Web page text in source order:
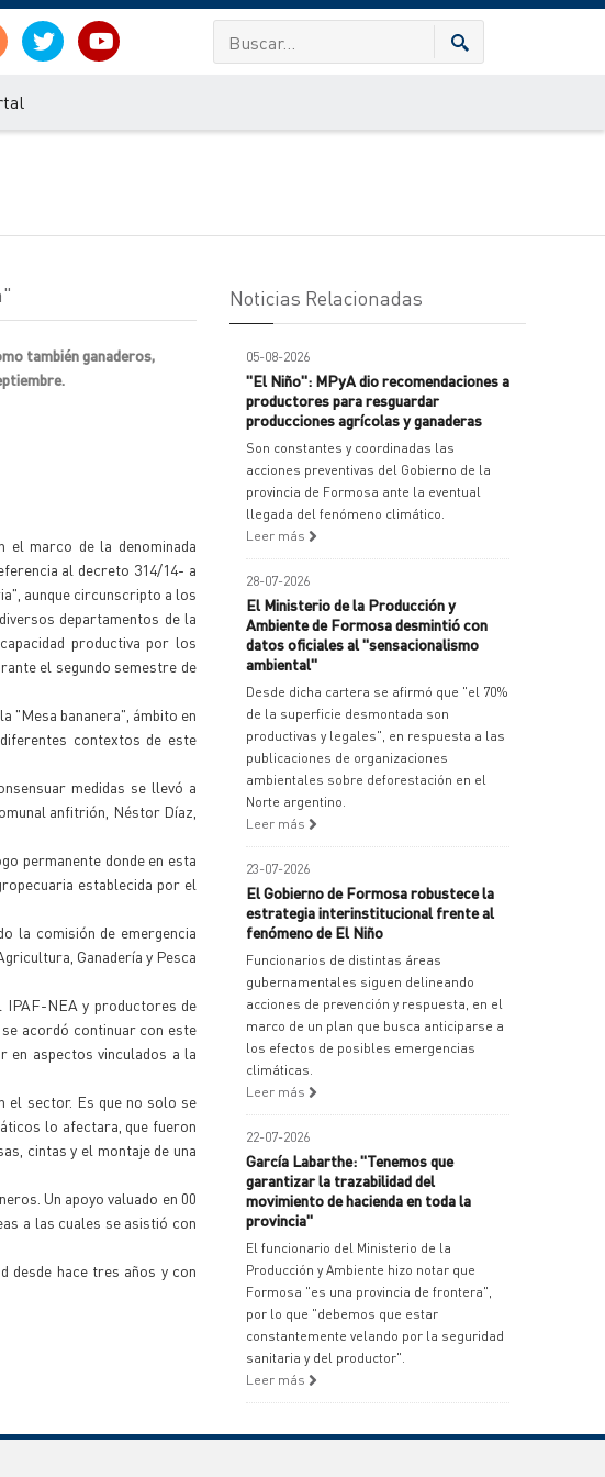
también ganaderos,
el marco de la denominada
al decreto 314/14- a
aunque circunscripto a los
departamentos de la
productiva por los
el segundo semestre de
"Mesa bananera", ámbito en
contextos de este
medidas se llevó a
anfitrión, Néstor Díaz,
permanente donde en esta
establecida por el
la comisión de emergencia
Ganadería y Pesca
IPAF-NEA y productores de
acordó continuar con este
en aspectos vinculados a la
el sector. Es que no solo se
lo afectara, que fueron
cintas y el montaje de una
Un apoyo valuado en 00
a las cuales se asistió con
desde hace tres años y con
Noticias Relacionadas
05-08-2026
"El Niño": MPyA dio recomendaciones a
productores para resguardar
producciones agrícolas y ganaderas
Son constantes y coordinadas las
acciones preventivas del Gobierno de la
provincia de Formosa ante la eventual
llegada del fenómeno climático.
Leer más
28-07-2026
El Ministerio de la Producción y
Ambiente de Formosa desmintió con
datos oficiales al "sensacionalismo
ambiental"
Desde dicha cartera se afirmó que "el 70%
de la superficie desmontada son
productivas y legales", en respuesta a las
publicaciones de organizaciones
ambientales sobre deforestación en el
Norte argentino.
Leer más
23-07-2026
El Gobierno de Formosa robustece la
estrategia interinstitucional frente al
fenómeno de El Niño
Funcionarios de distintas áreas
gubernamentales siguen delineando
acciones de prevención y respuesta, en el
marco de un plan que busca anticiparse a
los efectos de posibles emergencias
climáticas.
Leer más
22-07-2026
García Labarthe: "Tenemos que
garantizar la trazabilidad del
movimiento de hacienda en toda la
provincia"
El funcionario del Ministerio de la
Producción y Ambiente hizo notar que
Formosa "es una provincia de frontera",
por lo que "debemos que estar
constantemente velando por la seguridad
sanitaria y del productor".
Leer más